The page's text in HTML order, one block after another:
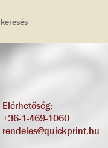
Elérhetőség:
+36-1-469-1060
rendeles@quickprint.hu